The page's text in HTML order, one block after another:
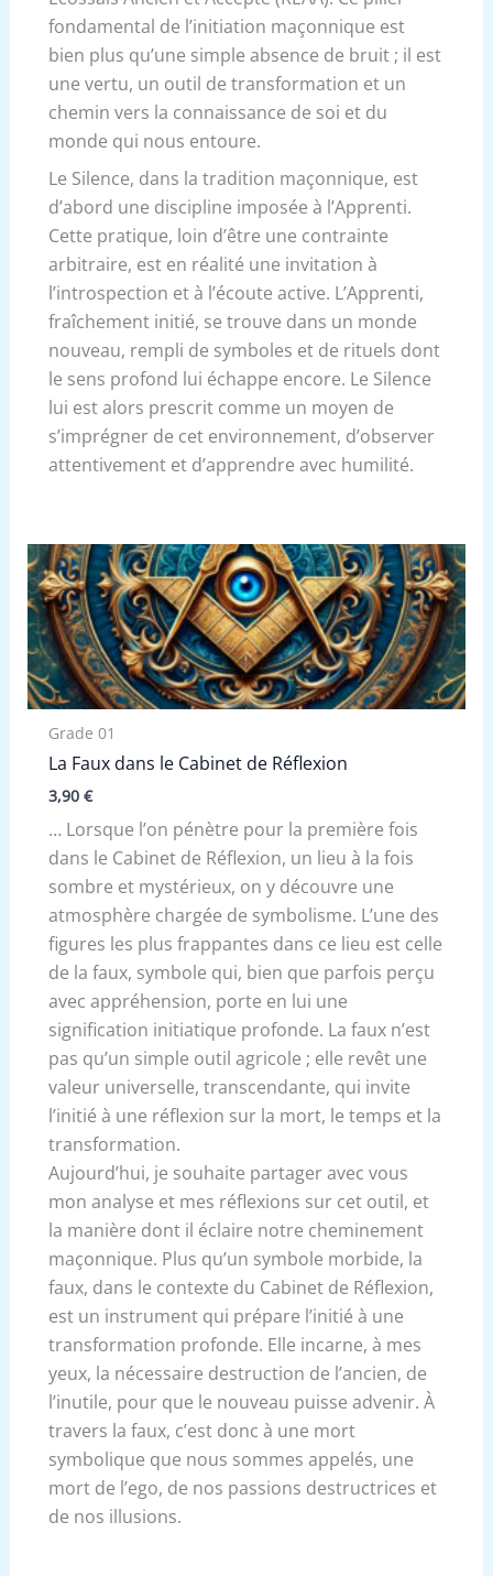
fondamental de l’initiation maçonnique est
bien plus qu’une simple absence de bruit ; il est
une vertu, un outil de transformation et un
chemin vers la connaissance de soi et du
monde qui nous entoure.
Le Silence, dans la tradition maçonnique, est
d’abord une discipline imposée à l’Apprenti.
Cette pratique, loin d’être une contrainte
arbitraire, est en réalité une invitation à
l’introspection et à l’écoute active. L’Apprenti,
fraîchement initié, se trouve dans un monde
nouveau, rempli de symboles et de rituels dont
le sens profond lui échappe encore. Le Silence
lui est alors prescrit comme un moyen de
s’imprégner de cet environnement, d’observer
attentivement et d’apprendre avec humilité.
Grade 01
La Faux dans le Cabinet de Réflexion
3,90 €
… Lorsque l’on pénètre pour la première fois
dans le Cabinet de Réflexion, un lieu à la fois
sombre et mystérieux, on y découvre une
atmosphère chargée de symbolisme. L’une des
figures les plus frappantes dans ce lieu est celle
de la faux, symbole qui, bien que parfois perçu
avec appréhension, porte en lui une
signification initiatique profonde. La faux n’est
pas qu’un simple outil agricole ; elle revêt une
valeur universelle, transcendante, qui invite
l’initié à une réflexion sur la mort, le temps et la
transformation.
Aujourd’hui, je souhaite partager avec vous
mon analyse et mes réflexions sur cet outil, et
la manière dont il éclaire notre cheminement
maçonnique. Plus qu’un symbole morbide, la
faux, dans le contexte du Cabinet de Réflexion,
est un instrument qui prépare l’initié à une
transformation profonde. Elle incarne, à mes
yeux, la nécessaire destruction de l’ancien, de
l’inutile, pour que le nouveau puisse advenir. À
travers la faux, c’est donc à une mort
symbolique que nous sommes appelés, une
mort de l’ego, de nos passions destructrices et
de nos illusions.